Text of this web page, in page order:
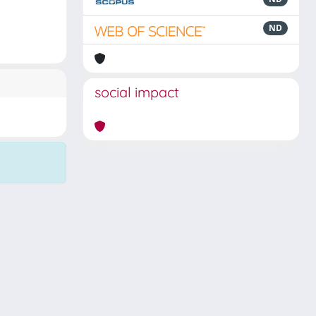
ND
social impact